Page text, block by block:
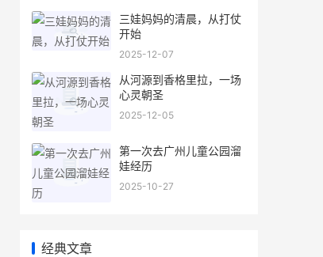
三娃妈妈的清晨，从打仗
开始
2025-12-07
从河源到香格里拉，一场
心灵朝圣
2025-12-05
第一次去广州儿童公园溜
娃经历
2025-10-27
经典文章